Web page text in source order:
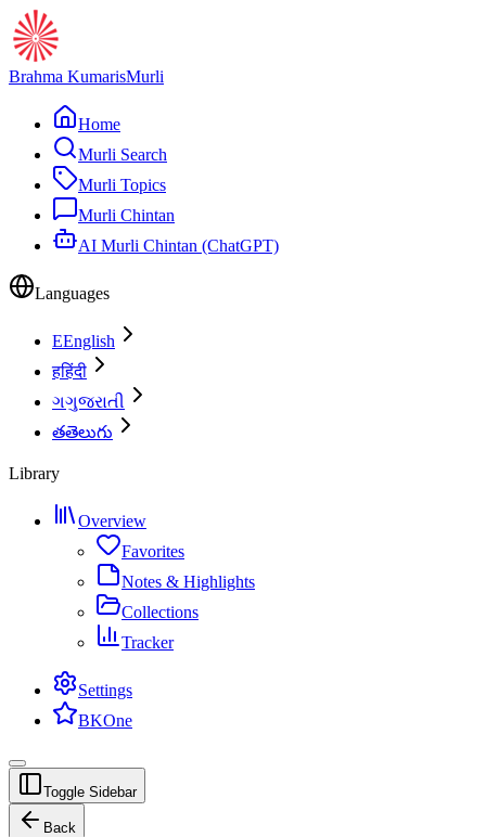
Brahma KumarisMurli
Home
Murli Search
Murli Topics
Murli Chintan
AI Murli Chintan (ChatGPT)
Languages
EEnglish
हहिंदी
ગગુજરાતી
తతెలుగు
Library
Overview
Favorites
Notes & Highlights
Collections
Tracker
Settings
BKOne
Toggle Sidebar
Back